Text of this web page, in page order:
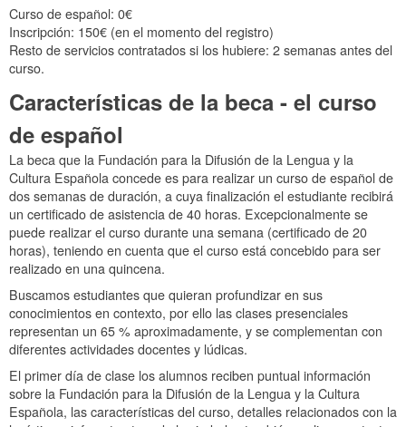
Curso de español: 0€
Inscripción: 150€ (en el momento del registro)
Resto de servicios contratados si los hubiere: 2 semanas antes del
curso.
Características de la beca - el curso
de español
La beca que la Fundación para la Difusión de la Lengua y la
Cultura Española concede es para realizar un curso de español de
dos semanas de duración, a cuya finalización el estudiante recibirá
un certificado de asistencia de 40 horas. Excepcionalmente se
puede realizar el curso durante una semana (certificado de 20
horas), teniendo en cuenta que el curso está concebido para ser
realizado en una quincena.
Buscamos estudiantes que quieran profundizar en sus
conocimientos en contexto, por ello las clases presenciales
representan un 65 % aproximadamente, y se complementan con
diferentes actividades docentes y lúdicas.
El primer día de clase los alumnos reciben puntual información
sobre la Fundación para la Difusión de la Lengua y la Cultura
Española, las características del curso, detalles relacionados con la